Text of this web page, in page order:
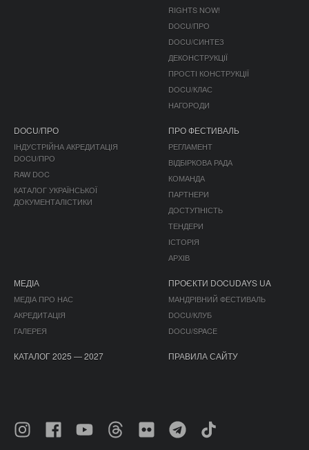
RIGHTS NOW!
DOCU/ПРО
DOCU/СИНТЕЗ
ДЕКОНСТРУКЦІЇ
ПРОСТІ КОНСТРУКЦІЇ
DOCU/КЛАС
НАГОРОДИ
DOCU/ПРО
ІНДУСТРІЙНА АКРЕДИТАЦІЯ
DOCU/ПРО
RAW DOC
КАТАЛОГ УКРАЇНСЬКОЇ
ДОКУМЕНТАЛІСТИКИ
ПРО ФЕСТИВАЛЬ
РЕГЛАМЕНТ
ВІДБІРКОВА РАДА
КОМАНДА
ПАРТНЕРИ
ДОСТУПНІСТЬ
ТЕНДЕРИ
ІСТОРІЯ
АРХІВ
МЕДІА
МЕДІА ПРО НАС
АКРЕДИТАЦІЯ
ГАЛЕРЕЯ
ПРОЄКТИ DOCUDAYS UA
МАНДРІВНИЙ ФЕСТИВАЛЬ
DOCU/КЛУБ
DOCU/SPACE
КАТАЛОГ 2025 — 2027 ПРАВИЛА САЙТУ